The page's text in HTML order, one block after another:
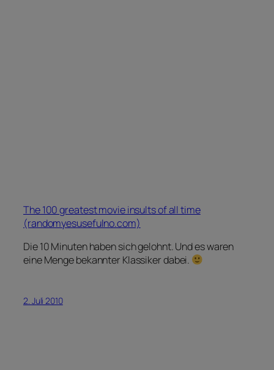
The 100 greatest movie insults of all time
(randomyesusefulno.com)
Die 10 Minuten haben sich gelohnt. Und es waren
eine Menge bekannter Klassiker dabei.
2. Juli 2010